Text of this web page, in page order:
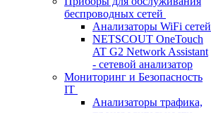
беспроводных сетей
Анализаторы WiFi сетей
NETSCOUT OneTouch
AT G2 Network Assistant
- сетевой анализатор
Мониторинг и Безопасность
IT
Анализаторы трафика,